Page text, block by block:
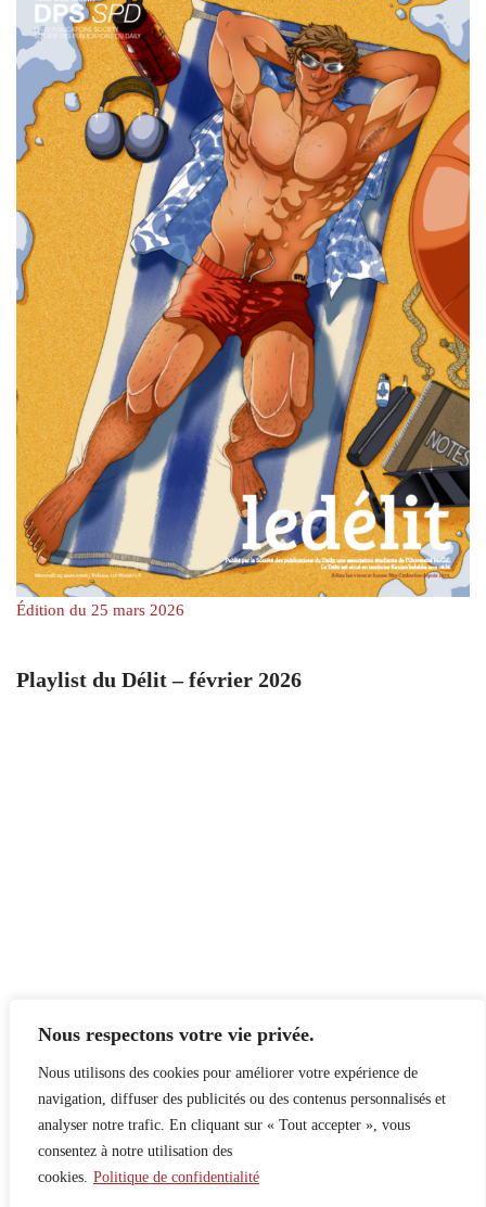
Nous respectons votre vie privée.
Nous utilisons des cookies pour améliorer votre expérience de
navigation, diffuser des publicités ou des contenus personnalisés et
analyser notre trafic. En cliquant sur « Tout accepter », vous
consentez à notre utilisation des
cookies. Politique de confidentialité
Édition du 25 mars 2026
Playlist du Délit – février 2026